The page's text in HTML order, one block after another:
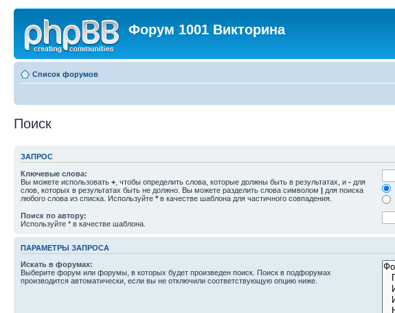
Форум 1001 Викторина
Список форумов
Поиск
ЗАПРОС
Ключевые слова:
Вы можете использовать + , чтобы определить слова, которые должны быть в результатах, и - для
слов, которых в результатах быть не должно. Вы можете разделить слова символом | для поиска
любого слова из списка. Используйте * в качестве шаблона для частичного совпадения.
Поиск по автору:
Используйте * в качестве шаблона.
ПАРАМЕТРЫ ЗАПРОСА
Искать в форумах:
Выберите форум или форумы, в которых будет произведен поиск. Поиск в подфорумах
производится автоматически, если вы не отключили соответствующую опцию ниже.